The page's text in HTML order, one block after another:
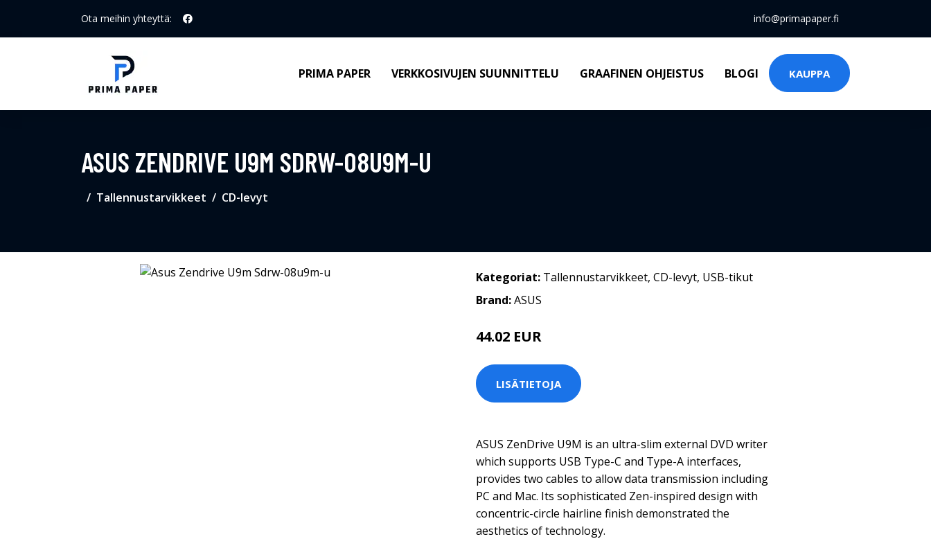
Ota meihin yhteyttä: info@primapaper.fi
PRIMA PAPER VERKKOSIVUJEN SUUNNITTELU GRAAFINEN OHJEISTUS BLOGI KAUPPA
ASUS ZENDRIVE U9M SDRW-08U9M-U
Tallennustarvikkeet CD-levyt
Kategoriat: Tallennustarvikkeet, CD-levyt, USB-tikut
Brand:ASUS
44.02 EUR
LISÄTIETOJA
ASUS ZenDrive U9M is an ultra-slim external DVD writer
which supports USB Type-C and Type-A interfaces,
provides two cables to allow data transmission including
PC and Mac. Its sophisticated Zen-inspired design with
concentric-circle hairline finish demonstrated the
aesthetics of technology.